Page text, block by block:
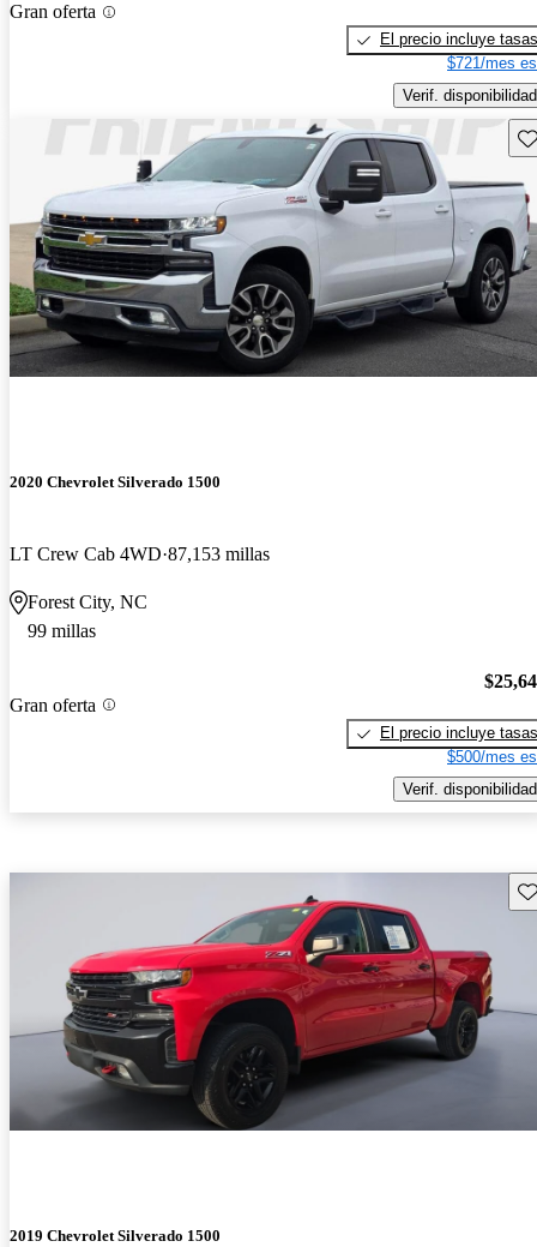
Gran oferta
El precio incluye tasas
$721/mes
Verif. disponibilidad
2020 Chevrolet Silverado 1500
LT Crew Cab 4WD 87,153 millas
Forest City, NC
99 millas
Gran oferta
El precio incluye tasas
$500/mes
Verif. disponibilidad
2019 Chevrolet Silverado 1500